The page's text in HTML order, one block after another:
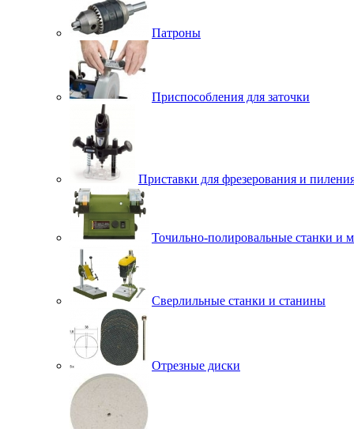
Патроны
Приспособления для заточки
Приставки для фрезерования и
Точильно-полировальные станки и
Сверлильные станки и станины
Отрезные диски